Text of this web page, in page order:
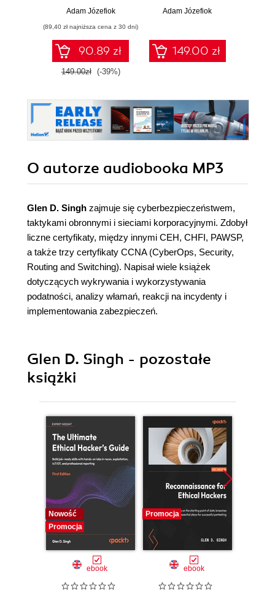
Adam Józefiok
(89,40 zł najniższa cena z 30 dni)
90.89 zł
149.00zł (-39%)
Adam Józefiok
149.00 zł
O autorze audiobooka MP3
Glen D. Singh zajmuje się cyberbezpieczeństwem,
taktykami obronnymi i sieciami korporacyjnymi. Zdobył
liczne certyfikaty, między innymi CEH, CHFI, PAWSP,
a także trzy certyfikaty CCNA (CyberOps, Security,
Routing and Switching). Napisał wiele książek
dotyczących wykrywania i wykorzystywania
podatności, analizy włamań, reakcji na incydenty i
implementowania zabezpieczeń.
Glen D. Singh - pozostałe
książki
Nowość
Promocja
ebook
Promocja
ebook